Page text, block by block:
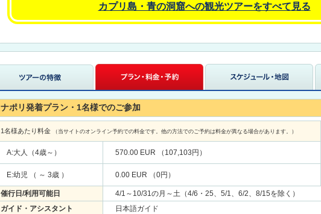
カプリ島・青の洞窟への観光ツアーをすべて見る
ナポリ発着プラン・1名様でのご参加
1名様あたり料金 （当サイトのオンライン予約での料金です。他の方法でのご予約は料金が異なる場合があります。）
A:大人（4歳～） 570.00 EUR （107,103円）
E:幼児 （ ～ 3歳 ） 0.00 EUR （0円）
催行日/利用可能日
4/1～10/31の月～土（4/6・25、5/1、6/2、8/15を除く）
ガイド・アシスタント
日本語ガイド